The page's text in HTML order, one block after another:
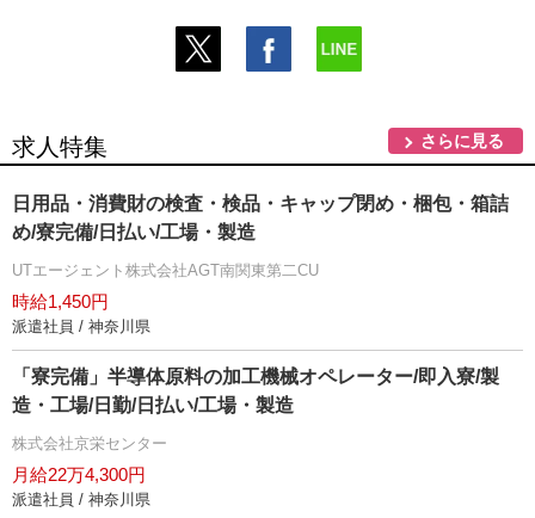
求人特集 さらに見る
日用品・消費財の検査・検品・キャップ閉め・梱包・箱詰
め/寮完備/日払い/工場・製造
UTエージェント株式会社AGT南関東第二CU
時給1,450円
派遣社員 / 神奈川県
「寮完備」半導体原料の加工機械オペレーター/即入寮/製
造・工場/日勤/日払い/工場・製造
株式会社京栄センター
月給22万4,300円
派遣社員 / 神奈川県